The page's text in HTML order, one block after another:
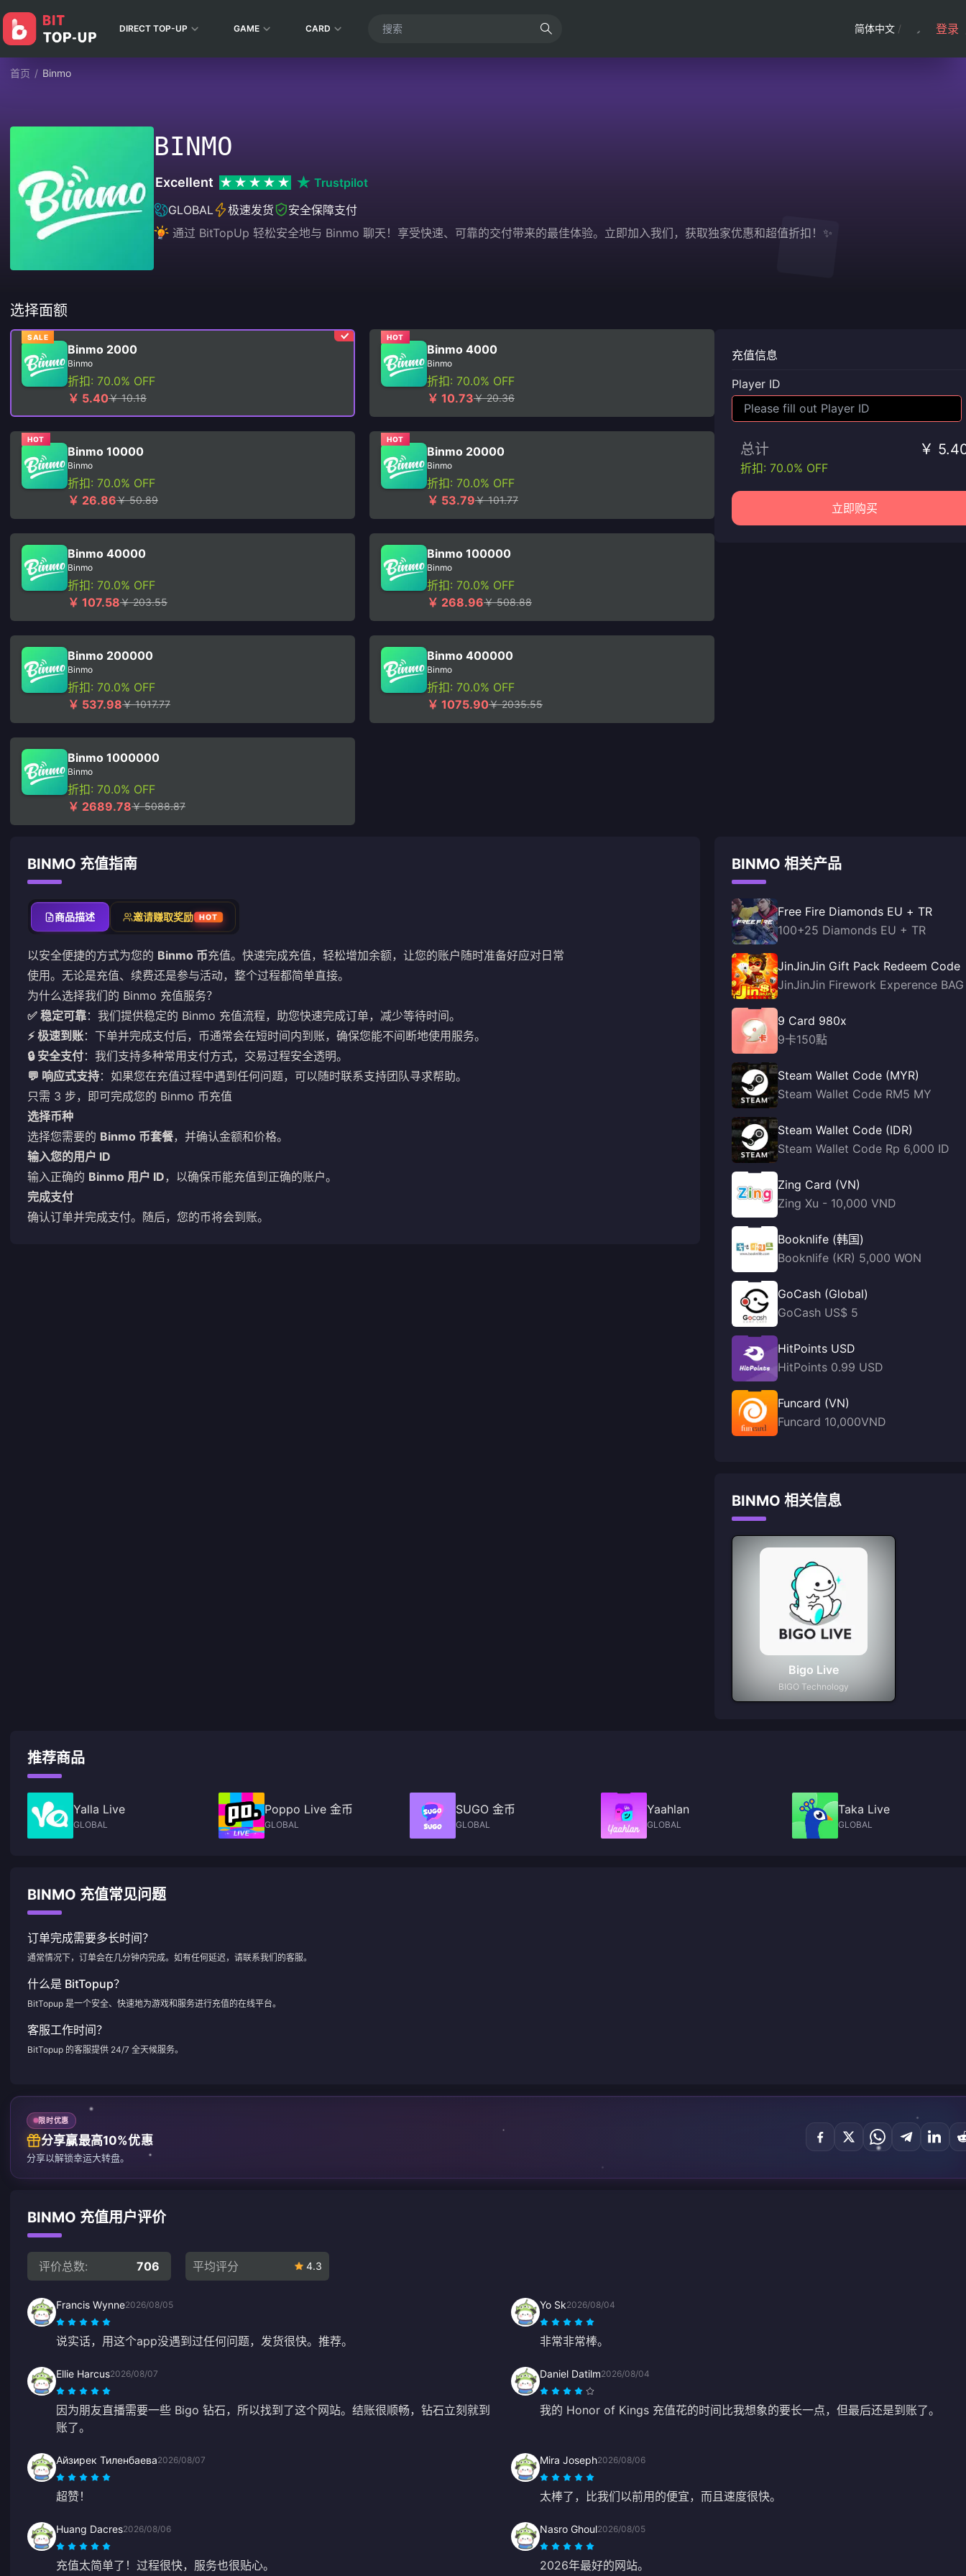
DIRECT TOP-UP GAME CARD 简体中文 / 登录
首页 / Binmo
BINMO
Excellent
Trustpilot
GLOBAL
极速发货
安全保障支付
通过 BitTopUp 轻松安全地与 Binmo 聊天！享受快速、可靠的交付带来的最佳体验。立即加入我们，获取独家优惠和超值折扣！✨
选择面额
SALE
Binmo 2000
Binmo
折扣: 70.0% OFF
￥ 5.40￥ 10.18
HOT
Binmo 4000
Binmo
折扣: 70.0% OFF
￥ 10.73￥ 20.36
HOT
Binmo 10000
Binmo
折扣: 70.0% OFF
￥ 26.86￥ 50.89
HOT
Binmo 20000
Binmo
折扣: 70.0% OFF
￥ 53.79￥ 101.77
Binmo 40000
Binmo
折扣: 70.0% OFF
￥ 107.58￥ 203.55
Binmo 100000
Binmo
折扣: 70.0% OFF
￥ 268.96￥ 508.88
Binmo 200000
Binmo
折扣: 70.0% OFF
￥ 537.98￥ 1017.77
Binmo 400000
Binmo
折扣: 70.0% OFF
￥ 1075.90￥ 2035.55
Binmo 1000000
Binmo
折扣: 70.0% OFF
￥ 2689.78￥ 5088.87
充值信息
Player ID
总计 ￥
折扣: 70.0% OFF
立即购买
BINMO 充值指南
商品描述 邀请赚取奖励 HOT
以安全便捷的方式为您的 Binmo 币充值。快速完成充值，轻松增加余额，让您的账户随时准备好应对日常
使用。无论是充值、续费还是参与活动，整个过程都简单直接。
为什么选择我们的 Binmo 充值服务？
✅ 稳定可靠：我们提供稳定的 Binmo 充值流程，助您快速完成订单，减少等待时间。
⚡ 极速到账：下单并完成支付后，币通常会在短时间内到账，确保您能不间断地使用服务。
🔒 安全支付：我们支持多种常用支付方式，交易过程安全透明。
💬 响应式支持：如果您在充值过程中遇到任何问题，可以随时联系支持团队寻求帮助。
只需 3 步，即可完成您的 Binmo 币充值
选择币种
选择您需要的 Binmo 币套餐，并确认金额和价格。
输入您的用户 ID
输入正确的 Binmo 用户 ID，以确保币能充值到正确的账户。
完成支付
确认订单并完成支付。随后，您的币将会到账。
BINMO 相关产品
Free Fire Diamonds EU + TR
100+25 Diamonds EU + TR
JinJinJin Gift Pack Redeem Code
JinJinJin Firework Experence BAG
9 Card 980x
9卡150點
Steam Wallet Code (MYR)
Steam Wallet Code RM5 MY
Steam Wallet Code (IDR)
Steam Wallet Code Rp 6,000 ID
Zing Card (VN)
Zing Xu - 10,000 VND
Booknlife (韩国)
Booknlife (KR) 5,000 WON
GoCash (Global)
GoCash US$ 5
HitPoints USD
HitPoints 0.99 USD
Funcard (VN)
Funcard 10,000VND
BINMO 相关信息
Bigo Live
BIGO Technology
推荐商品
Yalla Live
GLOBAL
Poppo Live 金币
GLOBAL
SUGO 金币
GLOBAL
Yaahlan
GLOBAL
Taka Live
GLOBAL
BINMO 充值常见问题
订单完成需要多长时间？
通常情况下，订单会在几分钟内完成。如有任何延迟，请联系我们的客服。
什么是 BitTopup？
BitTopup 是一个安全、快速地为游戏和服务进行充值的在线平台。
客服工作时间？
BitTopup 的客服提供 24/7 全天候服务。
限时优惠
分享赢最高10%优惠
分享以解锁幸运大转盘。
BINMO 充值用户评价
评价总数: 706 平均评分 4.3
Francis Wynne2026/08/05
说实话，用这个app没遇到过任何问题，发货很快。推荐。
Yo Sk2026/08/04
非常非常棒。
Ellie Harcus2026/08/07
因为朋友直播需要一些 Bigo 钻石，所以找到了这个网站。结账很顺畅，钻石立刻就到
账了。
Daniel Datilm2026/08/04
我的 Honor of Kings 充值花的时间比我想象的要长一点，但最后还是到账了。
Айзирек Тиленбаева2026/08/07
超赞！
Mira Joseph2026/08/06
太棒了，比我们以前用的便宜，而且速度很快。
Huang Dacres2026/08/06
充值太简单了！过程很快，服务也很贴心。
Nasro Ghoul2026/08/05
2026年最好的网站。